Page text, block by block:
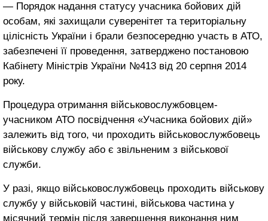
— Порядок надання статусу учасника бойових дій
особам, які захищали суверенітет та територіальну
цілісність України і брали безпосередню участь в АТО,
забезпечені її проведення, затверджено постановою
Кабінету Міністрів України №413 від 20 серпня 2014
року.
Процедура отримання військовослужбовцем-
учасником АТО посвідчення «Учасника бойових дій»
залежить від того, чи проходить військовослужбовець
військову службу або є звільненим з військової
служби.
У разі, якщо військовослужбовець проходить військову
службу у військовій частині, військова частина у
місячний термін після завершення виконання ним